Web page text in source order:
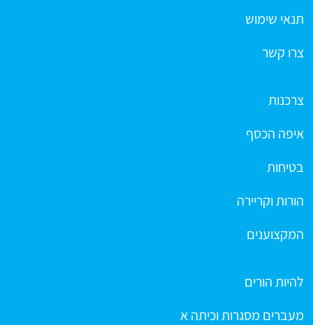
תנאי שימוש
צרו קשר
צרכנות
איפה הכסף
בטיחות
הורות וקריירה
המקצוענים
להיות הורים
מעברים מסגרות וכיתה א